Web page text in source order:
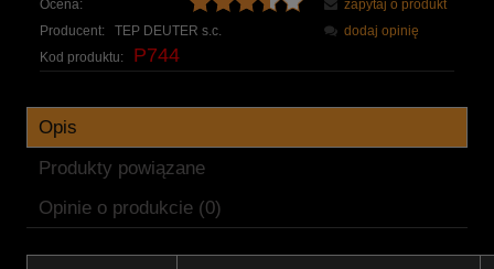
Ocena:
Producent:
TEP DEUTER s.c.
Kod produktu:
P744
zapytaj o produkt
dodaj opinię
Opis
Produkty powiązane
Opinie o produkcie (0)